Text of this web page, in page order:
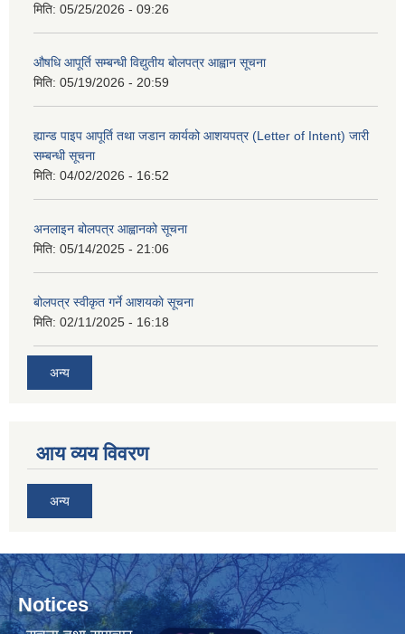
मिति: 05/25/2026 - 09:26
औषधि आपूर्ति सम्बन्धी विद्युतीय बोलपत्र आह्वान सूचना
मिति: 05/19/2026 - 20:59
ह्यान्ड पाइप आपूर्ति तथा जडान कार्यको आशयपत्र (Letter of Intent) जारी
सम्बन्धी सूचना
मिति: 04/02/2026 - 16:52
अनलाइन बोलपत्र आह्वानको सूचना
मिति: 05/14/2025 - 21:06
बोलपत्र स्वीकृत गर्ने आशयकाे सूचना
मिति: 02/11/2025 - 16:18
अन्य
आय व्यय विवरण
अन्य
Notices